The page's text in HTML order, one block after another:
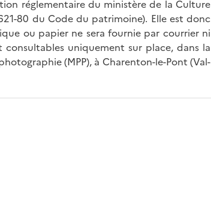
réglementaire du ministère de la Culture
80 du Code du patrimoine). Elle est donc
ou papier ne sera fournie par courrier ni
uniquement sur place, dans la
(MPP), à Charenton-le-Pont (Val-